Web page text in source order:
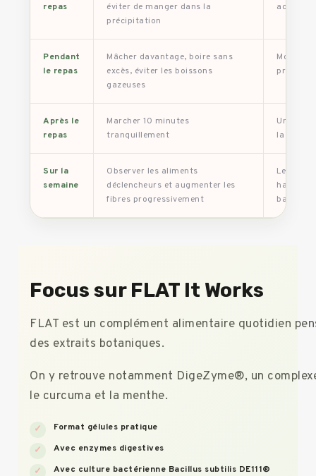
repas
éviter de manger dans la
précipitation
Pendant
le repas
Mâcher davantage, boire sans
excès, éviter les boissons
gazeuses
Moins
préparée.
Après le
repas
Marcher 10 minutes
tranquillement
Un
la
Sur la
semaine
Observer les aliments
déclencheurs et augmenter les
fibres progressivement
Les
hausse
Focus sur FLAT It Works
FLAT est un complément alimentaire quotidien
des extraits botaniques.
On y retrouve notamment DigeZyme®, un
le curcuma et la menthe.
Format gélules pratique
Avec enzymes digestives
Avec culture bactérienne Bacillus subtilis DE111®